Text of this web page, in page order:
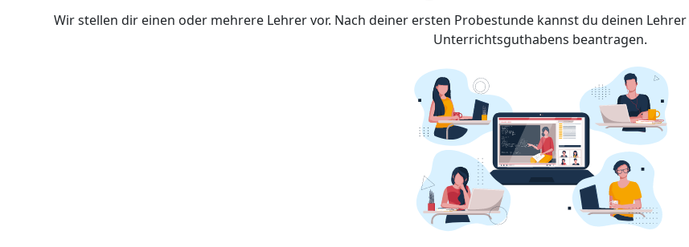
Wir stellen dir einen oder mehrere Lehrer vor. Nach deiner ersten Probestunde kannst du deinen
Unterrichtsguthabens beantragen.